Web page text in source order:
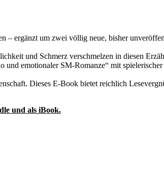
ergänzt um zwei völlig neue, bisher
und Schmerz verschmelzen in diesen
und emotionaler SM-Romanze“ mit
Dieses E-Book bietet reichlich
und als iBook.